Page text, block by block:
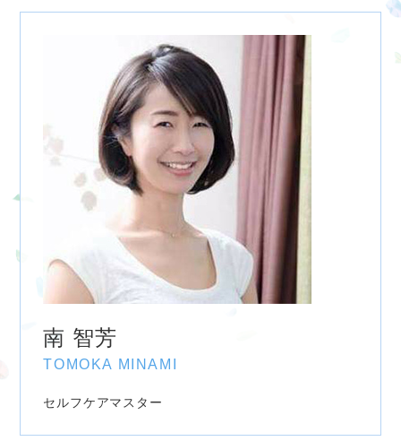
南 智芳
TOMOKA MINAMI
セルフケアマスター